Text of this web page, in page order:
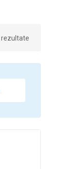
rezultate